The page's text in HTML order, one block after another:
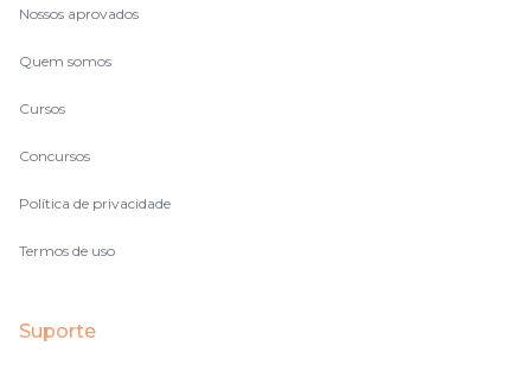
Nossos aprovados
Quem somos
Cursos
Concursos
Política de privacidade
Termos de uso
Suporte